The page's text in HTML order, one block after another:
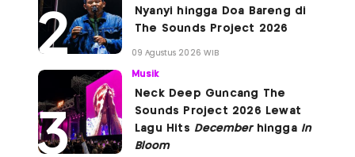
Nyanyi hingga Doa Bareng di
The Sounds Project 2026
09 Agustus 2026 WIB
Musik
Neck Deep Guncang The
Sounds Project 2026 Lewat
Lagu Hits Decemberhingga In
Bloom